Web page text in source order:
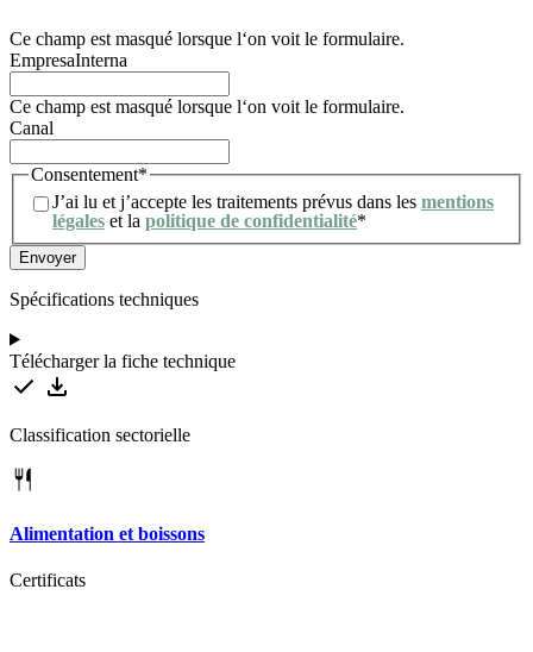
Ce champ est masqué lorsque l‘on voit le formulaire.
EmpresaInterna
Ce champ est masqué lorsque l‘on voit le formulaire.
Canal
Consentement*
J’ai lu et j’accepte les traitements prévus dans les mentions
légales et la politique de confidentialité*
Spécifications techniques
Télécharger la fiche technique
Classification sectorielle
Alimentation et boissons
Certificats